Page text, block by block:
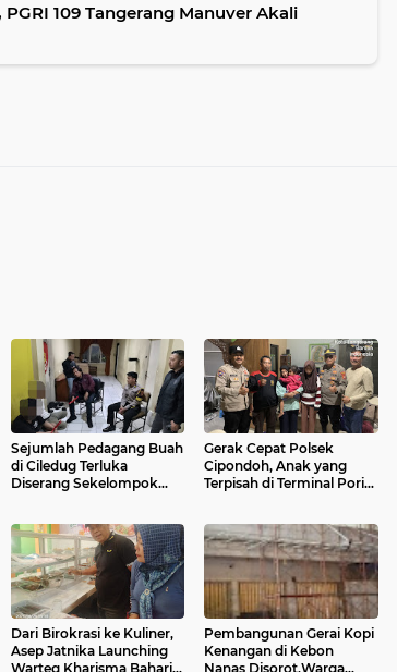
109 Tangerang Manuver Akali
Sejumlah Pedagang Buah
di Ciledug Terluka
Diserang Sekelompok
Gerak Cepat Polsek
Cipondoh, Anak yang
Terpisah di Terminal Poris
Dari Birokrasi ke Kuliner,
Asep Jatnika Launching
Warteg Kharisma Bahari
Pembangunan Gerai Kopi
Kenangan di Kebon
Nanas Disorot,Warga